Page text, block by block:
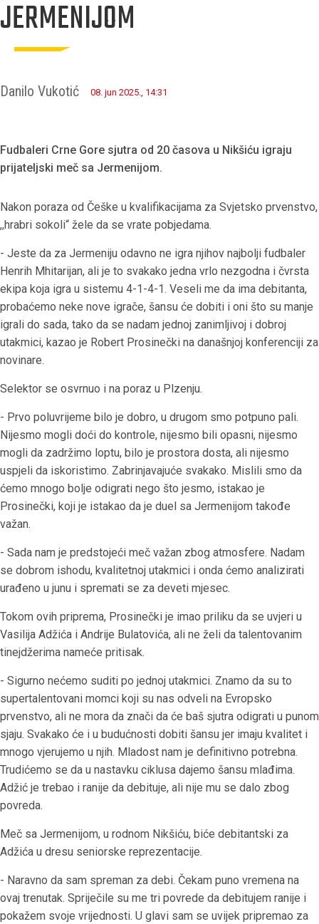
JERMENIJOM
Danilo Vukotić 08. jun 2025., 14:31
Fudbaleri Crne Gore sjutra od 20 časova u Nikšiću igraju
prijateljski meč sa Jermenijom.
Nakon poraza od Češke u kvalifikacijama za Svjetsko prvenstvo,
,,hrabri sokoli“ žele da se vrate pobjedama.
- Jeste da za Jermeniju odavno ne igra njihov najbolji fudbaler
Henrih Mhitarijan, ali je to svakako jedna vrlo nezgodna i čvrsta
ekipa koja igra u sistemu 4-1-4-1. Veseli me da ima debitanta,
probaćemo neke nove igrače, šansu će dobiti i oni što su manje
igrali do sada, tako da se nadam jednoj zanimljivoj i dobroj
utakmici, kazao je Robert Prosinečki na današnjoj konferenciji za
novinare.
Selektor se osvrnuo i na poraz u Plzenju.
- Prvo poluvrijeme bilo je dobro, u drugom smo potpuno pali.
Nijesmo mogli doći do kontrole, nijesmo bili opasni, nijesmo
mogli da zadržimo loptu, bilo je prostora dosta, ali nijesmo
uspjeli da iskoristimo. Zabrinjavajuće svakako. Mislili smo da
ćemo mnogo bolje odigrati nego što jesmo, istakao je
Prosinečki, koji je istakao da je duel sa Jermenijom takođe
važan.
- Sada nam je predstojeći meč važan zbog atmosfere. Nadam
se dobrom ishodu, kvalitetnoj utakmici i onda ćemo analizirati
urađeno u junu i spremati se za deveti mjesec.
Tokom ovih priprema, Prosinečki je imao priliku da se uvjeri u
Vasilija Adžića i Andrije Bulatovića, ali ne želi da talentovanim
tinejdžerima nameće pritisak.
- Sigurno nećemo suditi po jednoj utakmici. Znamo da su to
supertalentovani momci koji su nas odveli na Evropsko
prvenstvo, ali ne mora da znači da će baš sjutra odigrati u punom
sjaju. Svakako će i u budućnosti dobiti šansu jer imaju kvalitet i
mnogo vjerujemo u njih. Mladost nam je definitivno potrebna.
Trudićemo se da u nastavku ciklusa dajemo šansu mlađima.
Adžić je trebao i ranije da debituje, ali nije mu se dalo zbog
povreda.
Meč sa Jermenijom, u rodnom Nikšiću, biće debitantski za
Adžića u dresu seniorske reprezentacije.
- Naravno da sam spreman za debi. Čekam puno vremena na
ovaj trenutak. Spriječile su me tri povrede da debitujem ranije i
pokažem svoje vrijednosti. U glavi sam se uvijek pripremao za